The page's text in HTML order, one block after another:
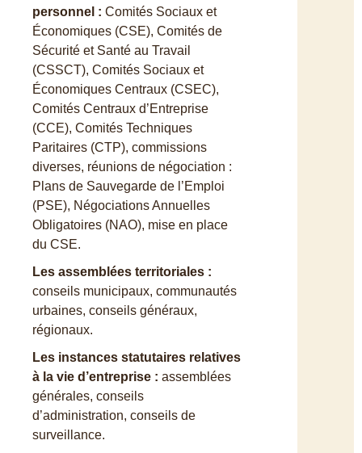
personnel : Comités Sociaux et
Économiques (CSE), Comités de
Sécurité et Santé au Travail
(CSSCT), Comités Sociaux et
Économiques Centraux (CSEC),
Comités Centraux d’Entreprise
(CCE), Comités Techniques
Paritaires (CTP), commissions
diverses, réunions de négociation :
Plans de Sauvegarde de l’Emploi
(PSE), Négociations Annuelles
Obligatoires (NAO), mise en place
du CSE.
Les assemblées territoriales :
conseils municipaux, communautés
urbaines, conseils généraux,
régionaux.
Les instances statutaires relatives
à la vie d’entreprise : assemblées
générales, conseils
d’administration, conseils de
surveillance.